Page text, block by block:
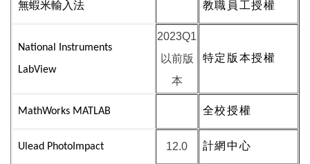
無蝦米輸入法 教職員工授權
National Instruments
LabView
2023Q1
以前版
本
特定版本授權
MathWorks MATLAB 全校授權
Ulead PhotoImpact 12.0 計網中心